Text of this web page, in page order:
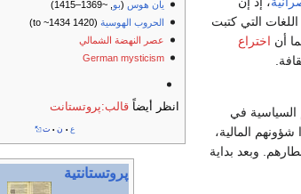
يان هوس (بو , ~1369–1415)
الحروب الهوسية (1420 to ~1434)
عصر النهضة الشمالي
German mysticism
انظر أيضاً قالب:پروتستانت
ع • ن • ت
پروتستانتية
التي كتبت
أن اختراع
السياسية في
المالية،
وبعد بداية